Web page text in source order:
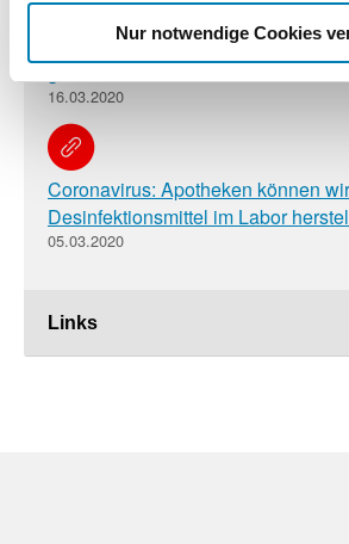
Nur notwendige Cookies
Links
Arzneimittelversorgung über
gesichert
16.03.2020
Coronavirus: Apotheken können
Desinfektionsmittel im Labor
05.03.2020